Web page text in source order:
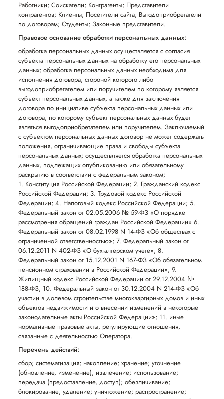
Работники; Соискатели; Контрагенты; Представители
контрагентов; Клиенты; Посетители сайта; Выгодоприобретатели
по договорам; Студенты; Законные представители.
Правовое основание обработки персональных данных:
обработка персональных данных осуществляется с согласия
субъекта персональных данных на обработку его персональных
данных; обработка персональных данных необходима для
исполнения договора, стороной которого либо
выгодоприобретателем или поручителем по которому является
субъект персональных данных, а также для заключения
договора по инициативе субъекта персональных данных или
договора, по которому субъект персональных данных будет
являться выгодоприобретателем или поручителем. Заключаемый
с субъектом персональных данных договор не может содержать
положения, ограничивающие права и свободы субъекта
персональных данных; осуществляется обработка персональных
данных, подлежащих опубликованию или обязательному
раскрытию в соответствии с федеральным законом;
1. Конституция Российской Федерации; 2. Гражданский кодекс
Российской Федерации; 3. Трудовой кодекс Российской
Федерации; 4. Налоговый кодекс Российской Федерации; 5.
Федеральный закон от 02.05.2006 № 59-ФЗ «О порядке
рассмотрения обращений граждан Российской Федерации» 6.
Федеральный закон от 08.02.1998 N 14-ФЗ «Об обществах с
ограниченной ответственностью»; 7. Федеральный закон от
06.12.2011 N 402-ФЗ «О бухгалтерском учете»; 8.
Федеральный закон от 15.12.2001 N 167-ФЗ «Об обязательном
пенсионном страховании в Российской Федерации»; 9.
Жилищный кодекс Российской Федерации от 29.12.2004 №
188-ФЗ, 10. Федеральный закон от 30.12.2004 N 214-ФЗ «Об
участии в долевом строительстве многоквартирных домов и иных
объектов недвижимости и о внесении изменений в некоторые
законодательные акты Российской Федерации»; 11. иные
нормативные правовые акты, регулирующие отношения,
связанные с деятельностью Оператора.
Перечень действий:
сбор; систематизация; накопление; хранение; уточнение
(обновление, изменение); извлечение; использование;
передача (предоставление, доступ); обезличивание;
блокирование; удаление; уничтожение; распространение;